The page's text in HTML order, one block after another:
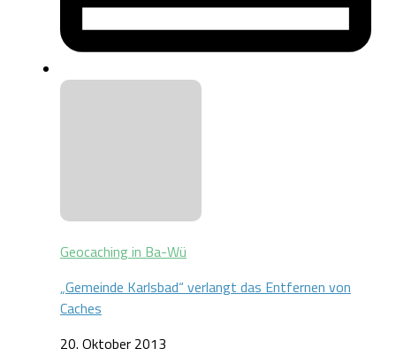
Geocaching in Ba-Wü
„Gemeinde Karlsbad“ verlangt das Entfernen von
Caches
20. Oktober 2013